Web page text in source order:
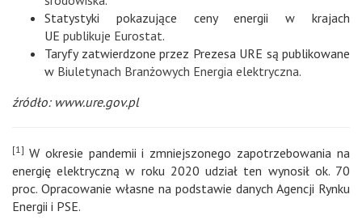
Statystyki pokazujące ceny energii w krajach
UE publikuje Eurostat.
Taryfy zatwierdzone przez Prezesa URE są publikowane
w Biuletynach Branżowych Energia elektryczna.
źródło: www.ure.gov.pl
[1] W okresie pandemii i zmniejszonego zapotrzebowania na
energię elektryczną w roku 2020 udział ten wynosił ok. 70
proc. Opracowanie własne na podstawie danych Agencji Rynku
Energii i PSE.